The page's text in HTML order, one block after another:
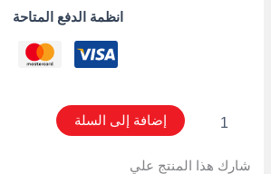
انظمة الدفع المتاحة
إضافة إلى السلة
شارك هذا المنتج علي